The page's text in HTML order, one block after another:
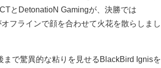
と DetonatioN Gamingが、決勝では
オフラインで顔を合わせて火花を散らしまし
まで驚異的な粘りを見せるBlackBird Ignisを